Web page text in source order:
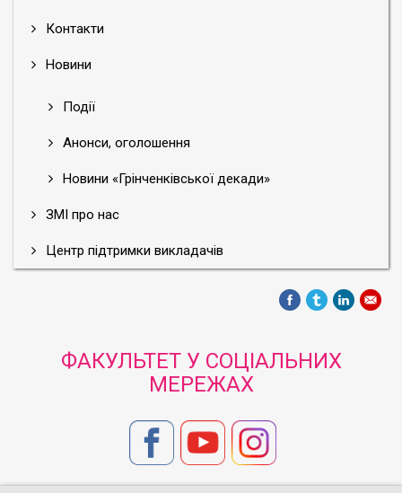
Контакти
Новини
Події
Анонси, оголошення
Новини «Грінченківської декади»
ЗМІ про нас
Центр підтримки викладачів
ФАКУЛЬТЕТ У СОЦІАЛЬНИХ
МЕРЕЖАХ